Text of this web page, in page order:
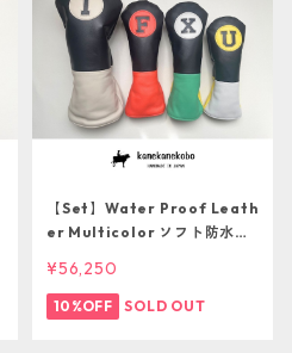
【Set】Water Proof Leath
er Multicolor ソフト防水革
¥56,250
10%OFF SOLD OUT